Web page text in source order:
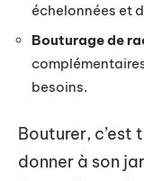
échelonnées et
Bouturage de
besoins.
Bouturer,
donner à son